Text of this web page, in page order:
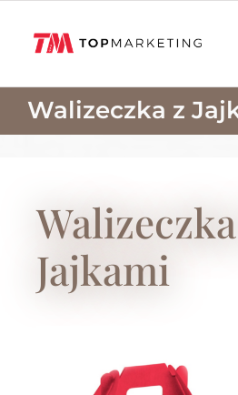
zawartości
Katalogi
Walizeczka z
Jajkami